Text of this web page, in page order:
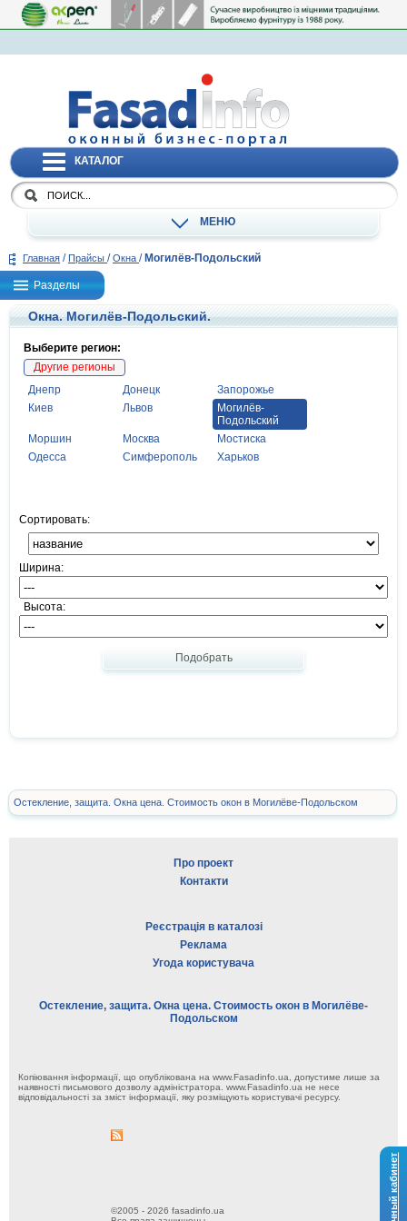
Личный кабинет
КАТАЛОГ
МЕНЮ
Главная / Прайсы / Окна / Могилёв-Подольский
Разделы
Окна. Могилёв-Подольский.
Выберите регион:
Другие регионы
Днепр
Донецк
Запорожье
Киев
Львов
Могилёв-
Подольский
Моршин
Москва
Мостиска
Одесса
Симферополь Харьков
Сортировать:
Ширина:
Высота:
Подобрать
Остекление, защита. Окна цена. Стоимость окон в Могилёве-Подольском
Про проект
Контакти
Реєстрація в каталозі
Реклама
Угода користувача
Остекление, защита. Окна цена. Стоимость окон в Могилёве-
Подольском
Копіювання інформації, що опублікована на www.Fasadinfo.ua, допустиме лише за
наявності письмового дозволу адміністратора. www.Fasadinfo.ua не несе
відповідальності за зміст інформації, яку розміщують користувачі ресурсу.
©2005 - 2026 fasadinfo.ua